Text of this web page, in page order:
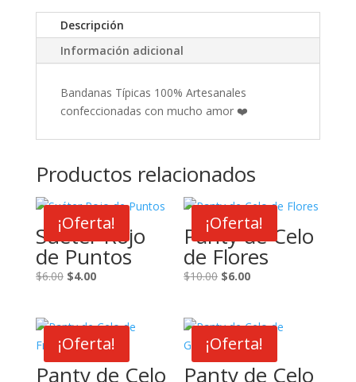
Descripción
Información adicional
Bandanas Típicas 100% Artesanales
confeccionadas con mucho amor ❤️
Productos relacionados
¡Oferta!
Suéter Rojo
de Puntos
$6.00 El
era:
$6.00.
$4.00El
es:
$4.00.
¡Oferta!
Panty de Celo
de Flores
$10.00 El
era:
$10.00.
$6.00El
es:
$6.00.
¡Oferta!
Panty de Celo
¡Oferta!
Panty de Celo